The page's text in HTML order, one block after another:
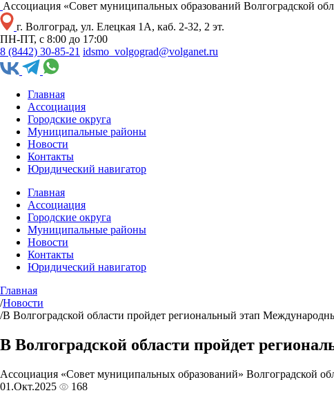
Ассоциация «Совет муниципальных образований Волгоградской
г. Волгоград, ул. Елецкая 1А, каб. 2-32, 2 эт.
ПН-ПТ, с 8:00 до 17:00
8 (8442) 30-85-21 idsmo_volgograd@volganet.ru
Главная
Ассоциация
Городские округа
Муниципальные районы
Новости
Контакты
Юридический навигатор
Главная
Ассоциация
Городские округа
Муниципальные районы
Новости
Контакты
Юридический навигатор
Главная
/Новости
/В Волгоградской области пройдет региональный этап
В Волгоградской области пройдет
Ассоциация «Совет муниципальных образований» Волгоградской
01.Окт.2025
168